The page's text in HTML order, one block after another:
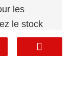
les
le stock
une
de votre